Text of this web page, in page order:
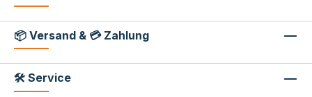
📦 Versand & 💳 Zahlung
🛠 Service